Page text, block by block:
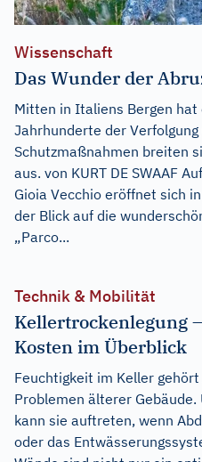
Wissenschaft
Das Wunder der
Mitten in Italiens Bergen
Jahrhunderte der
Schutzmaßnahmen breiten
aus. von KURT DE SWAAF
Gioia Vecchio eröffnet sich
der Blick auf die
„Parco...
Technik & Mobilität
Kellertrockenlegung
Kosten im Überblick
Feuchtigkeit im Keller
Problemen älterer
kann sie auftreten, wenn
oder das